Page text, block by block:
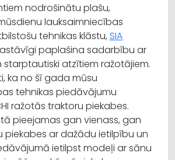
nodrošinātu plašu,
lauksaimniecības
tehnikas klāstu, SIA
paplašina sadarbību ar
atzītiem ražotājiem.
ka no šī gada mūsu
tehnikas piedāvājumu
ražotās traktoru piekabes.
pieejamas gan vienass, gan
piekabes ar dažādu ietilpību un
ietilpst modeļi ar sānu